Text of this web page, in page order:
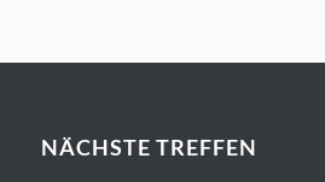
NÄCHSTE TREFFEN